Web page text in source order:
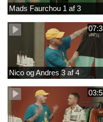
Mads Faurchou 1 af 3
Nico og Andres 3 af 4